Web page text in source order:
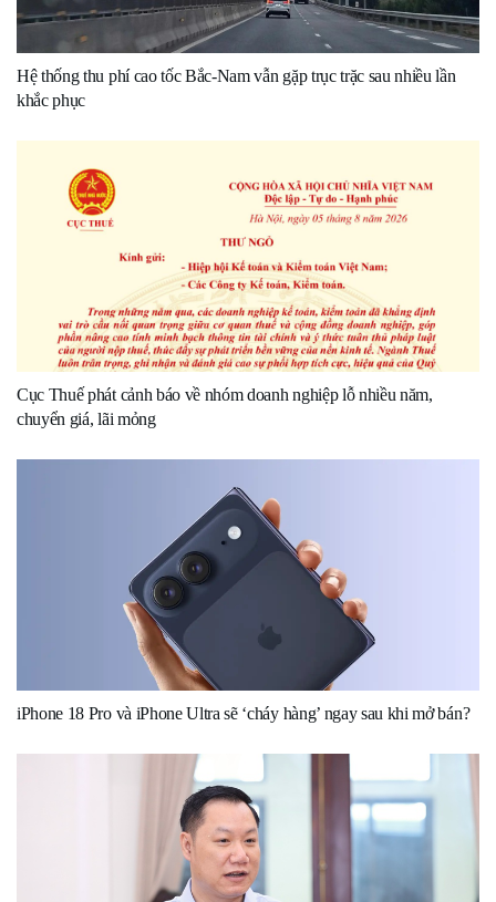
Hệ thống thu phí cao tốc Bắc-Nam vẫn gặp trục trặc sau nhiều lần
khắc phục
Cục Thuế phát cảnh báo về nhóm doanh nghiệp lỗ nhiều năm,
chuyển giá, lãi mỏng
iPhone 18 Pro và iPhone Ultra sẽ ‘cháy hàng’ ngay sau khi mở bán?